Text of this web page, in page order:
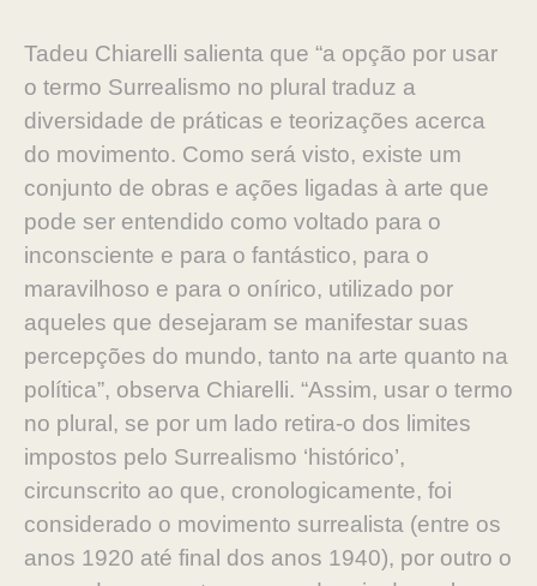
Tadeu Chiarelli salienta que “a opção por usar
o termo Surrealismo no plural traduz a
diversidade de práticas e teorizações acerca
do movimento. Como será visto, existe um
conjunto de obras e ações ligadas à arte que
pode ser entendido como voltado para o
inconsciente e para o fantástico, para o
maravilhoso e para o onírico, utilizado por
aqueles que desejaram se manifestar suas
percepções do mundo, tanto na arte quanto na
política”, observa Chiarelli. “Assim, usar o termo
no plural, se por um lado retira-o dos limites
impostos pelo Surrealismo ‘histórico’,
circunscrito ao que, cronologicamente, foi
considerado o movimento surrealista (entre os
anos 1920 até final dos anos 1940), por outro o